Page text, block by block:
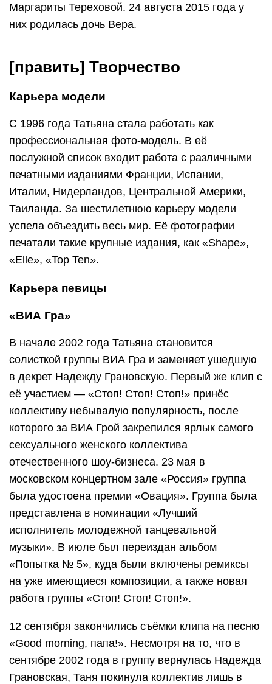
Маргариты Тереховой. 24 августа 2015 года у
них родилась дочь Вера.
[править] Творчество
Карьера модели
С 1996 года Татьяна стала работать как
профессиональная фото-модель. В её
послужной список входит работа с различными
печатными изданиями Франции, Испании,
Италии, Нидерландов, Центральной Америки,
Таиланда. За шестилетнюю карьеру модели
успела объездить весь мир. Её фотографии
печатали такие крупные издания, как «Shape»,
«Elle», «Top Ten».
Карьера певицы
«ВИА Гра»
В начале 2002 года Татьяна становится
солисткой группы ВИА Гра и заменяет ушедшую
в декрет Надежду Грановскую. Первый же клип с
её участием — «Стоп! Стоп! Стоп!» принёс
коллективу небывалую популярность, после
которого за ВИА Грой закрепился ярлык самого
сексуального женского коллектива
отечественного шоу-бизнеса. 23 мая в
московском концертном зале «Россия» группа
была удостоена премии «Овация». Группа была
представлена в номинации «Лучший
исполнитель молодежной танцевальной
музыки». В июле был переиздан альбом
«Попытка № 5», куда были включены ремиксы
на уже имеющиеся композиции, а также новая
работа группы «Стоп! Стоп! Стоп!».
12 сентября закончились съёмки клипа на песню
«Good morning, папа!». Несмотря на то, что в
сентябре 2002 года в группу вернулась Надежда
Грановская, Таня покинула коллектив лишь в